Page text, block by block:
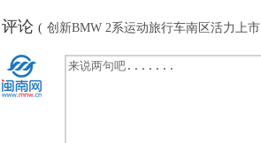
评论 ( 创新BMW 2系运动旅行车南区活力上市